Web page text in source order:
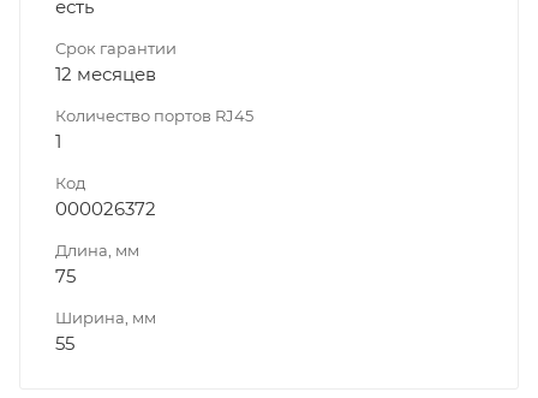
есть
Срок гарантии
12 месяцев
Количество портов RJ45
1
Код
000026372
Длина, мм
75
Ширина, мм
55